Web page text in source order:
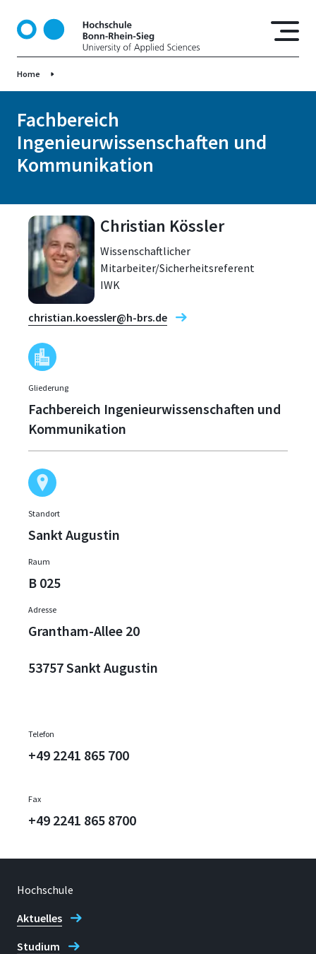
t
Home
Fachbereich
Ingenieurwissenschaften und
Kommunikation
Christian Kössler
Wissenschaftlicher
Mitarbeiter/Sicherheitsreferent
IWK
christian.koessler@h-brs.de
Gliederung
Fachbereich Ingenieurwissenschaften und
Kommunikation
Standort
Sankt Augustin
Raum
B 025
Adresse
Grantham-Allee 20
53757 Sankt Augustin
Telefon
+49 2241 865 700
Fax
+49 2241 865 8700
Hochschule
Aktuelles
Studium